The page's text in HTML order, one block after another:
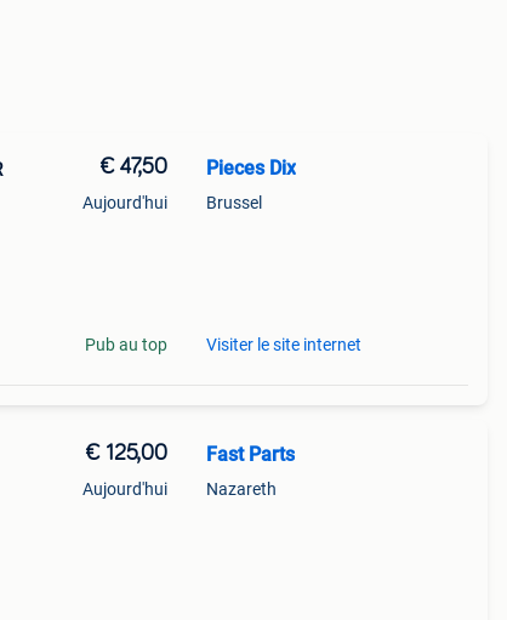
€ 47,50
Aujourd'hui
Pub au top
Pieces Dix
Brussel
Visiter le site internet
€ 125,00
Aujourd'hui
Fast Parts
Nazareth